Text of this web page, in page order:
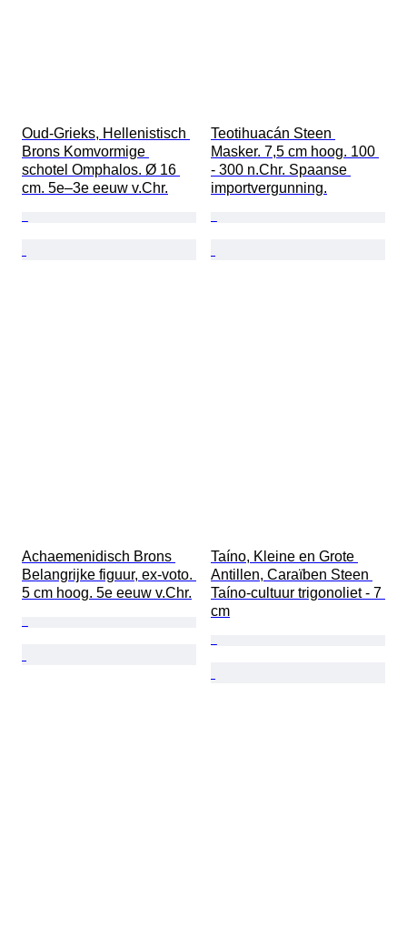
Oud-Grieks, Hellenistisch
Brons Komvormige
schotel Omphalos. Ø 16
cm. 5e–3e eeuw v.Chr.
Teotihuacán Steen
Masker. 7,5 cm hoog. 100
- 300 n.Chr. Spaanse
importvergunning.
Achaemenidisch Brons
Belangrijke figuur, ex-voto.
5 cm hoog. 5e eeuw v.Chr.
Taíno, Kleine en Grote
Antillen, Caraïben Steen
Taíno-cultuur trigonoliet - 7
cm